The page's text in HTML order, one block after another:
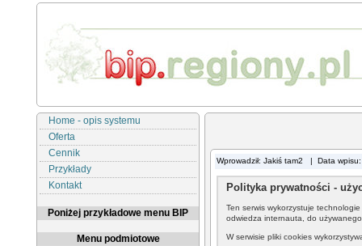
Home - opis systemu
Oferta
Cennik
Przykłady
Kontakt
Poniżej przykładowe menu BIP
Menu podmiotowe
Wprowadził: Jakiś tam2 | Data
Polityka prywatności -
Ten serwis wykorzystuje
odwiedza internauta, do
W serwisie pliki cookies